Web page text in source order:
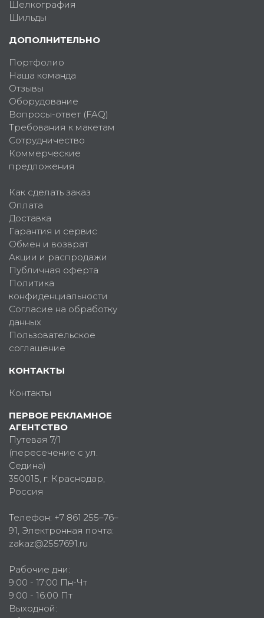
Шелкография
Шильды
ДОПОЛНИТЕЛЬНО
Портфолио
Наша команда
Отзывы
Оборудование
Вопросы-ответ (FAQ)
Требования к макетам
Сотрудничество
Коммерческие
предложения
Как сделать заказ
Оплата
Доставка
Гарантия и сервис
Обмен и возврат
Акции и распродажи
Публичная оферта
Политика
конфиденциальности
Согласие на обработку
данных
Пользовательское
соглашение
КОНТАКТЫ
Контакты
ПЕРВОЕ РЕКЛАМНОЕ
АГЕНТСТВО
Путевая 7/1
(пересечение с ул.
Седина)
350015, г. Краснодар,
Россия
Телефон: +7 861 255–76–
91, Электронная почта:
zakaz@2557691.ru
Рабочие дни:
9:00 - 17:00 Пн-Чт
9:00 - 16:00 Пт
Выходной: